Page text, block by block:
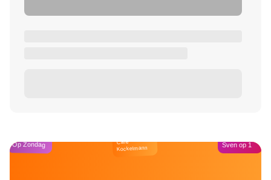
Op Zondag Café
Kockelmann Sven op 1